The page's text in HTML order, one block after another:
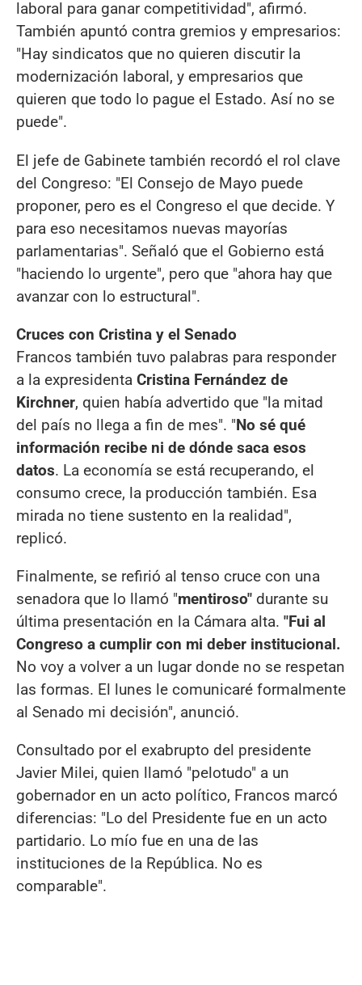
laboral para ganar competitividad", afirmó.
También apuntó contra gremios y empresarios:
"Hay sindicatos que no quieren discutir la
modernización laboral, y empresarios que
quieren que todo lo pague el Estado. Así no se
puede".
El jefe de Gabinete también recordó el rol clave
del Congreso: "El Consejo de Mayo puede
proponer, pero es el Congreso el que decide. Y
para eso necesitamos nuevas mayorías
parlamentarias". Señaló que el Gobierno está
"haciendo lo urgente", pero que "ahora hay que
avanzar con lo estructural".
Cruces con Cristina y el Senado
Francos también tuvo palabras para responder
a la expresidenta Cristina Fernández de
Kirchner, quien había advertido que "la mitad
del país no llega a fin de mes". "No sé qué
información recibe ni de dónde saca esos
datos. La economía se está recuperando, el
consumo crece, la producción también. Esa
mirada no tiene sustento en la realidad",
replicó.
Finalmente, se refirió al tenso cruce con una
senadora que lo llamó "mentiroso" durante su
última presentación en la Cámara alta. "Fui al
Congreso a cumplir con mi deber institucional.
No voy a volver a un lugar donde no se respetan
las formas. El lunes le comunicaré formalmente
al Senado mi decisión", anunció.
Consultado por el exabrupto del presidente
Javier Milei, quien llamó "pelotudo" a un
gobernador en un acto político, Francos marcó
diferencias: "Lo del Presidente fue en un acto
partidario. Lo mío fue en una de las
instituciones de la República. No es
comparable".